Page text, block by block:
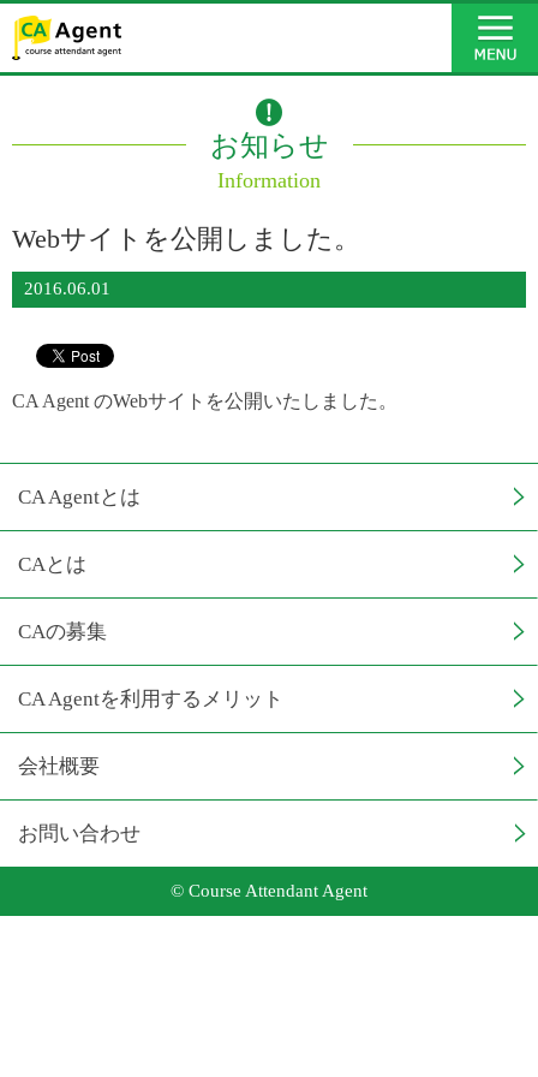
お知らせ
Information
Webサイトを公開しました。
2016.06.01
CA Agent のWebサイトを公開いたしました。
CA Agentとは
CAとは
CAの募集
CA Agentを利用するメリット
会社概要
お問い合わせ
© Course Attendant Agent